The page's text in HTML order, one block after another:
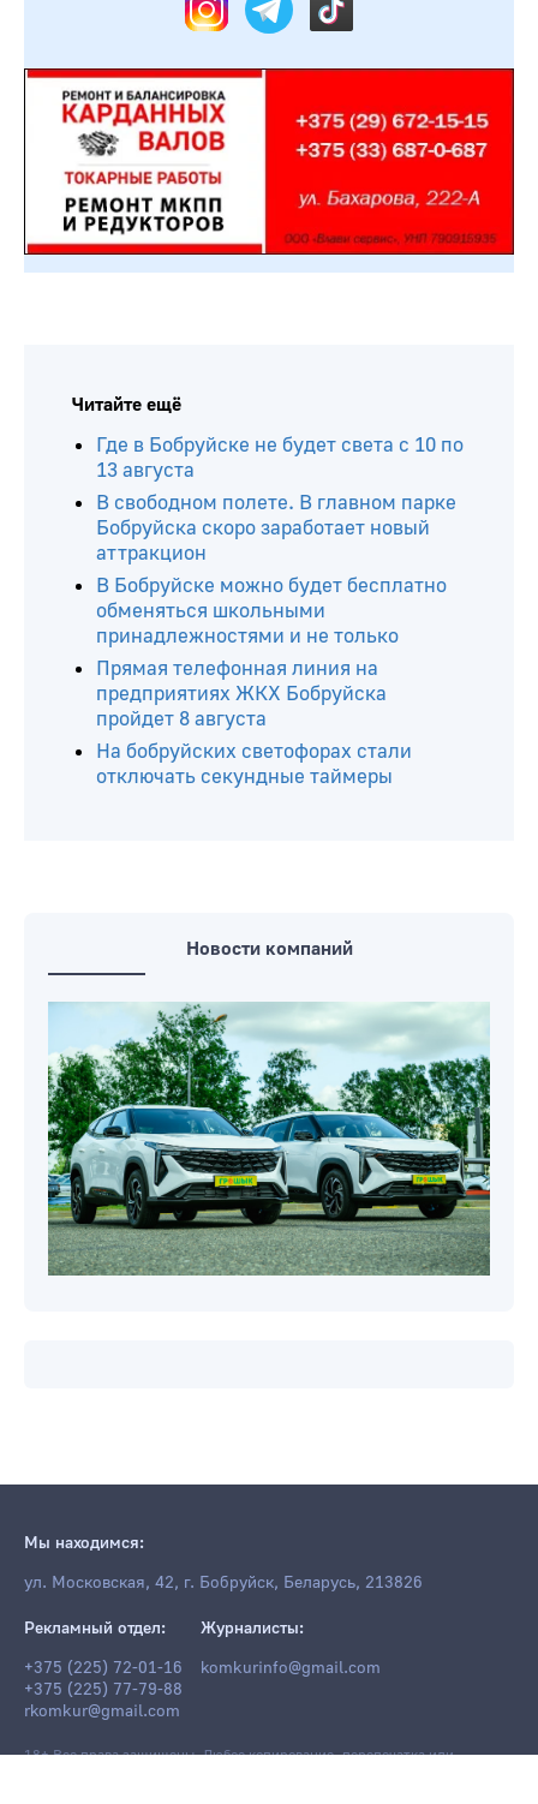
Читайте ещё
Где в Бобруйске не будет света с 10 по
13 августа
В свободном полете. В главном парке
Бобруйска скоро заработает новый
аттракцион
В Бобруйске можно будет бесплатно
обменяться школьными
принадлежностями и не только
Прямая телефонная линия на
предприятиях ЖКХ Бобруйска
пройдет 8 августа
На бобруйских светофорах стали
отключать секундные таймеры
Новости компаний
Мы находимся:
ул. Московская, 42, г. Бобруйск, Беларусь, 213826
Рекламный отдел:
+375 (225) 72-01-16
+375 (225) 77-79-88
rkomkur@gmail.com
Журналисты:
komkurinfo@gmail.com
18+ Все права защищены. Любое копирование, перепечатка или